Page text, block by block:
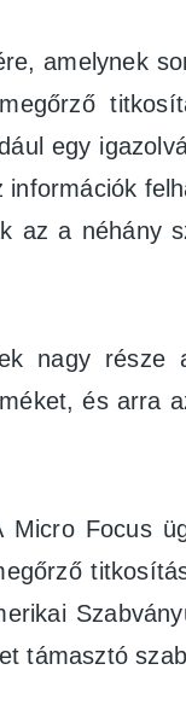
amelynek
egy
az a néhány
nagy része
és arra
Focus
támasztó